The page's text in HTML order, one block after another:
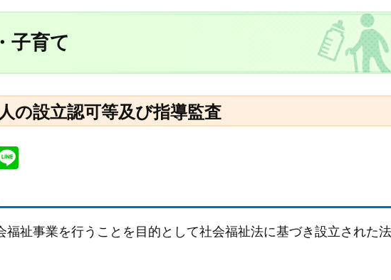
子育て
の設立認可等及び指導監査
e
福祉事業を行うことを目的として社会福祉法に基づき設立された